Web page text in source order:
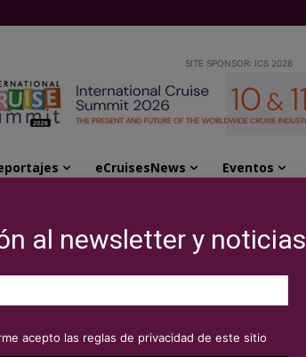
SITE SPONSOR: ICS 2026
eCruisesNews Eventos
UK con
al newsletter y noticias
acepto las reglas de privacidad de este sitio